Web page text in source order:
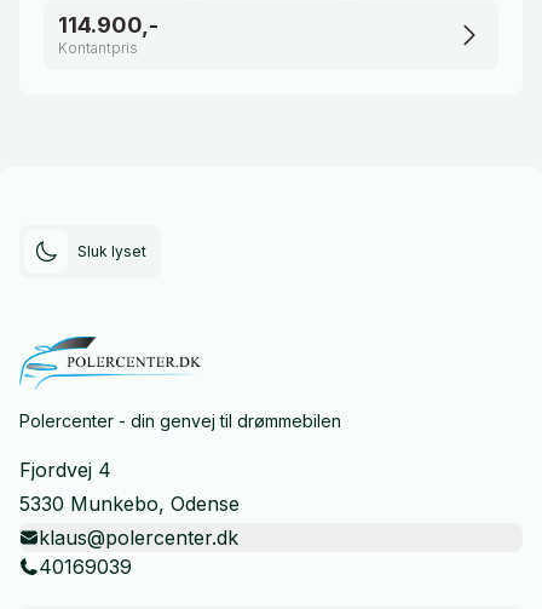
114.900,-
Kontantpris
Sluk lyset
Polercenter - din genvej til drømmebilen
Fjordvej 4
5330 Munkebo, Odense
klaus@polercenter.dk
40169039